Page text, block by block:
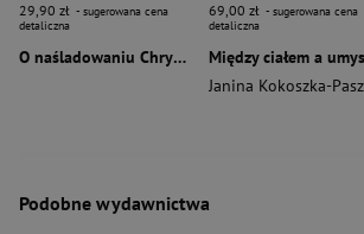
29,90 zł - sugerowana cena
detaliczna
O naśladowaniu Chrystusa wyd. 2026
69,00 zł - sugerowana cena
detaliczna
Podobne wydawnictwa